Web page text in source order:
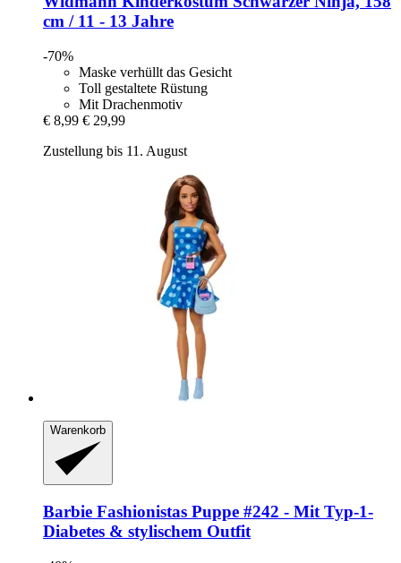
cm / 11 -​ 13 Jahre
-70%
Maske verhüllt das Gesicht
Toll gestaltete Rüstung
Mit Drachenmotiv
€ 8,99 € 29,99
Zustellung bis 11. August
Warenkorb
Barbie Fashionistas Puppe #242 -​ Mit Typ-​1-​
Diabetes & stylischem Outfit